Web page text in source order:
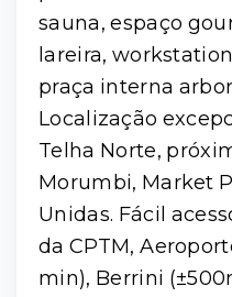
sauna, espaço
lareira,
praça interna
Localização
Telha Norte,
Morumbi, Market
Unidas. Fácil
da CPTM,
min), Berrini